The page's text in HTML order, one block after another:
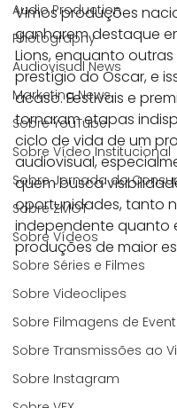
Audio Production
Photography
Audiovisual News
Marketing News
Sobre YouTube
Sobre Vídeo Institucional
Sobre Jornada do
Sobre ZMOT
Sobre Vídeos
Sobre Séries e Filmes
Sobre Videoclipes
Sobre Filmagens de
Sobre Transmissões ao
Sobre Instagram
Vimos produções
ganharem destaque
Lions, enquanto
prestígio do Oscar, e
acaso. Festivais e
tornaram etapas
ciclo de vida de um
audiovisual,
quem busca
oportunidades, tanto
independente quanto
produções de maior